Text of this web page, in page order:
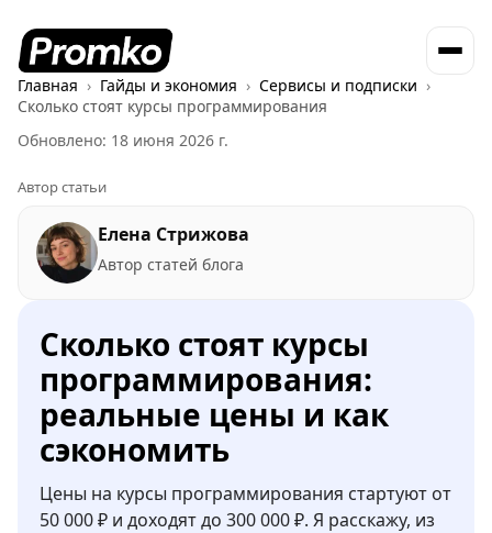
Главная Гайды и экономия
Сервисы и подписки
Сколько стоят курсы программирования
Обновлено: 18 июня 2026 г.
Автор статьи
Елена Стрижова
Автор статей блога
Сколько стоят курсы
программирования:
реальные цены и как
сэкономить
Цены на курсы программирования стартуют от
50 000 ₽ и доходят до 300 000 ₽. Я расскажу, из